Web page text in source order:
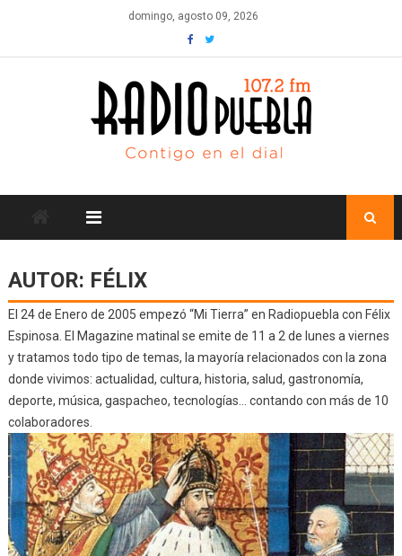
content
domingo, agosto 09, 2026
AUTOR: FÉLIX
El 24 de Enero de 2005 empezó “Mi Tierra” en Radiopuebla con Félix
Espinosa. El Magazine matinal se emite de 11 a 2 de lunes a viernes
y tratamos todo tipo de temas, la mayoría relacionados con la zona
donde vivimos: actualidad, cultura, historia, salud, gastronomía,
deporte, música, gaspacheo, tecnologías… contando con más de 10
colaboradores.